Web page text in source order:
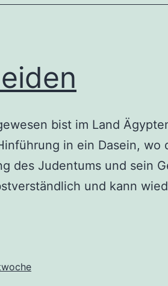
bist im Land
in ein Dasein,
des Judentums und sein
und kann